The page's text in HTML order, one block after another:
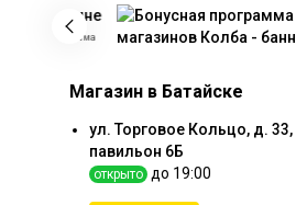
Магазин в Батайске
ул. Торговое Кольцо, д. 33,
павильон 6Б
открыто до 19:00